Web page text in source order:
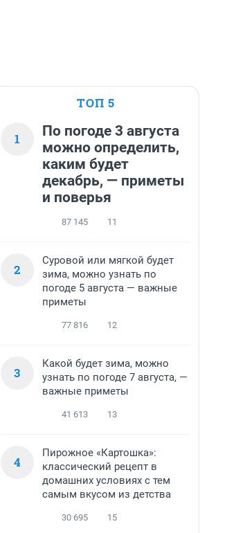
ТОП 5
1
По погоде 3 августа
можно определить,
каким будет
декабрь, — приметы
и поверья
87 145 11
2
Суровой или мягкой будет
зима, можно узнать по
погоде 5 августа — важные
приметы
77 816 12
3
Какой будет зима, можно
узнать по погоде 7 августа, —
важные приметы
41 613 13
4
Пирожное «Картошка»:
классический рецепт в
домашних условиях с тем
самым вкусом из детства
30 695 15